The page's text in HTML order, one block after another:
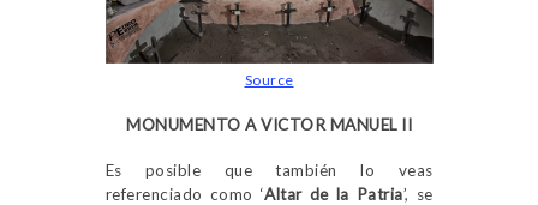
Source
MONUMENTO A VICTOR MANUEL II
Es posible que también lo veas
referenciado como ‘Altar de la Patria’, se